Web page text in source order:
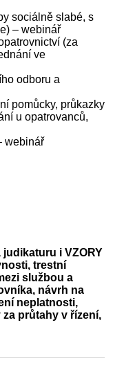
sociálně slabé, s
– webinář
(za
ve
odboru a
pomůcky, průkazky
u opatrovanců,
webinář
i VZORY
trestní
službou a
návrh na
neplatnosti,
průtahy v řízení,